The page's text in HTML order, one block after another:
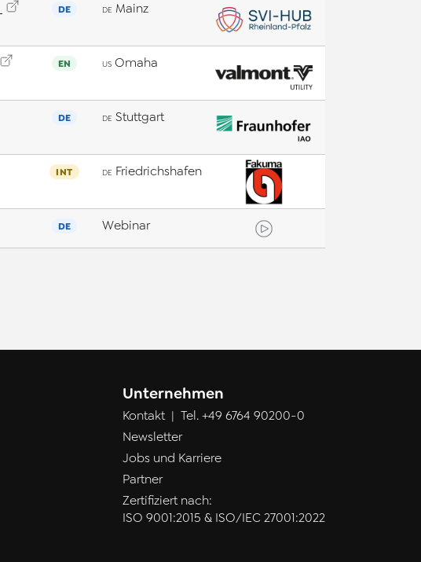
DE DE Mainz
EN US Omaha
DE DE Stuttgart
INT DE Friedrichshafen
DE Webinar
Unternehmen
Kontakt| Tel. +49 6764 90200-0
Newsletter
Jobs und Karriere
Partner
Zertifiziert nach:
ISO 9001:2015 & ISO/IEC 27001:2022